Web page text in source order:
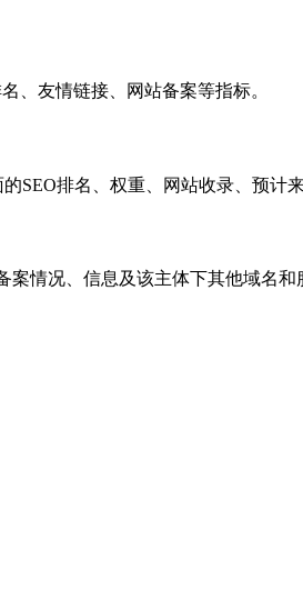
、友情链接、网站备案等指标。
排名、权重、网站收录、预计
情况、信息及该主体下其他域名和